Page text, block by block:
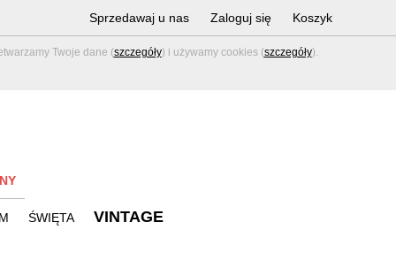
Twoje dane (szczegóły) i używamy cookies (szczegóły).
Sprzedawaj u nas Zaloguj się Koszyk
ŚWIĘTA VINTAGE